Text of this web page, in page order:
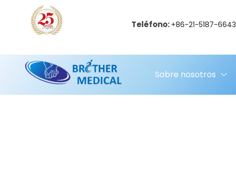
Teléfono: +86-21-5187-6643
Sobre nosotros